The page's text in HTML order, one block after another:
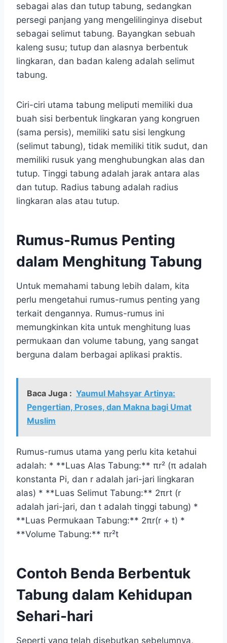
sebagai alas dan tutup tabung, sedangkan
persegi panjang yang mengelilinginya disebut
sebagai selimut tabung. Bayangkan sebuah
kaleng susu; tutup dan alasnya berbentuk
lingkaran, dan badan kaleng adalah selimut
tabung.
Ciri-ciri utama tabung meliputi memiliki dua
buah sisi berbentuk lingkaran yang kongruen
(sama persis), memiliki satu sisi lengkung
(selimut tabung), tidak memiliki titik sudut, dan
memiliki rusuk yang menghubungkan alas dan
tutup. Tinggi tabung adalah jarak antara alas
dan tutup. Radius tabung adalah radius
lingkaran alas atau tutup.
Rumus-Rumus Penting
dalam Menghitung Tabung
Untuk memahami tabung lebih dalam, kita
perlu mengetahui rumus-rumus penting yang
terkait dengannya. Rumus-rumus ini
memungkinkan kita untuk menghitung luas
permukaan dan volume tabung, yang sangat
berguna dalam berbagai aplikasi praktis.
Baca Juga : Yaumul Mahsyar Artinya:
Pengertian, Proses, dan Makna bagi Umat
Muslim
Rumus-rumus utama yang perlu kita ketahui
adalah: * **Luas Alas Tabung:** πr² (π adalah
konstanta Pi, dan r adalah jari-jari lingkaran
alas) * **Luas Selimut Tabung:** 2πrt (r
adalah jari-jari, dan t adalah tinggi tabung) *
**Luas Permukaan Tabung:** 2πr(r + t) *
**Volume Tabung:** πr²t
Contoh Benda Berbentuk
Tabung dalam Kehidupan
Sehari-hari
Seperti yang telah disebutkan sebelumnya,